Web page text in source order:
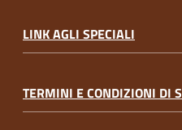
LINK AGLI SPECIALI
TERMINI E CONDIZIONI DI